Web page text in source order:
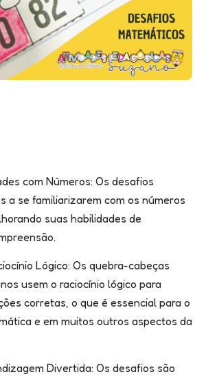
com Números: Os desafios
a se familiarizarem com os números
suas habilidades de
Lógico: Os quebra-cabeças
usem o raciocínio lógico para
corretas, o que é essencial para o
e em muitos outros aspectos da
Divertida: Os desafios são